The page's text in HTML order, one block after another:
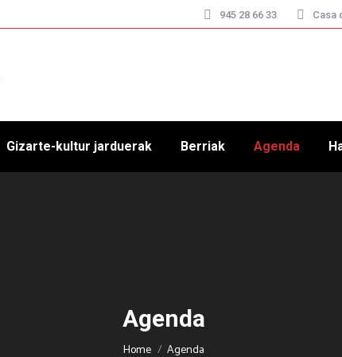
945 28 66 33 Casa
Gizarte-kultur jarduerak Berriak Agenda
Agenda
You are here:
Home Agenda